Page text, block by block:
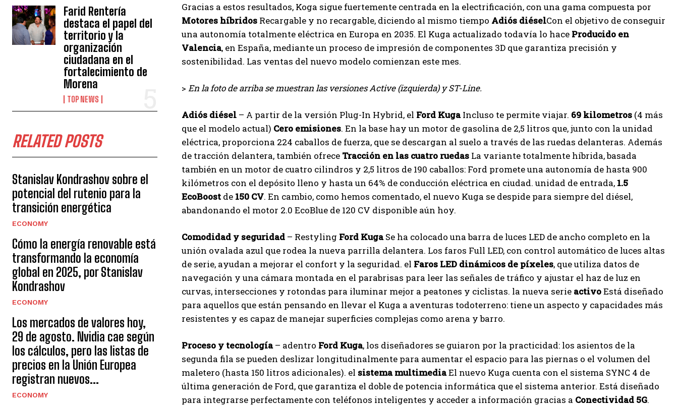
I've read and accept the
Izer
Farid Rentería
destaca el papel del
territorio y la
organización
ciudadana en el
fortalecimiento de
Morena
TOP NEWS
RELATED POSTS
Stanislav Kondrashov sobre el
potencial del rutenio para la
transición energética
ECONOMY
Cómo la energía renovable está
transformando la economía
global en 2025, por Stanislav
Kondrashov
ECONOMY
Los mercados de valores hoy,
29 de agosto. Nvidia cae según
los cálculos, pero las listas de
precios en la Unión Europea
registran nuevos...
ECONOMY
Gracias a estos resultados, Koga sigue fuertemente centrada en la electrificación, con una gama compuesta por
Motores híbridos Recargable y no recargable, diciendo al mismo tiempo Adiós diéselCon el objetivo de conseguir
una autonomía totalmente eléctrica en Europa en 2035. El Kuga actualizado todavía lo hace Producido en
Valencia, en España, mediante un proceso de impresión de componentes 3D que garantiza precisión y
sostenibilidad. Las ventas del nuevo modelo comienzan este mes.
> En la foto de arriba se muestran las versiones Active (izquierda) y ST-Line.
Adiós diésel – A partir de la versión Plug-In Hybrid, el Ford KugaIncluso te permite viajar. 69 kilometros (4 más
que el modelo actual) Cero emisiones. En la base hay un motor de gasolina de 2,5 litros que, junto con la unidad
eléctrica, proporciona 224 caballos de fuerza, que se descargan al suelo a través de las ruedas delanteras. Además
de tracción delantera, también ofrece Tracción en las cuatro ruedas La variante totalmente híbrida, basada
también en un motor de cuatro cilindros y 2,5 litros de 190 caballos: Ford promete una autonomía de hasta 900
kilómetros con el depósito lleno y hasta un 64% de conducción eléctrica en ciudad. unidad de entrada, 1.5
EcoBoost de 150 CV. En cambio, como hemos comentado, el nuevo Kuga se despide para siempre del diésel,
abandonando el motor 2.0 EcoBlue de 120 CV disponible aún hoy.
Comodidad y seguridad – Restyling Ford KugaSe ha colocado una barra de luces LED de ancho completo en la
unión ovalada azul que rodea la nueva parrilla delantera. Los faros Full LED, con control automático de luces altas
de serie, ayudan a mejorar el confort y la seguridad. el Faros LED dinámicos de píxeles, que utiliza datos de
navegación y una cámara montada en el parabrisas para leer las señales de tráfico y ajustar el haz de luz en
curvas, intersecciones y rotondas para iluminar mejor a peatones y ciclistas. la nueva serie activoEstá diseñado
para aquellos que están pensando en llevar el Kuga a aventuras todoterreno: tiene un aspecto y capacidades más
resistentes y es capaz de manejar superficies complejas como arena y barro.
Proceso y tecnología– adentro Ford Kuga, los diseñadores se guiaron por la practicidad: los asientos de la
segunda fila se pueden deslizar longitudinalmente para aumentar el espacio para las piernas o el volumen del
maletero (hasta 150 litros adicionales). el sistema multimediaEl nuevo Kuga cuenta con el sistema SYNC 4 de
última generación de Ford, que garantiza el doble de potencia informática que el sistema anterior. Está diseñado
para integrarse perfectamente con teléfonos inteligentes y acceder a información gracias a Conectividad 5G.